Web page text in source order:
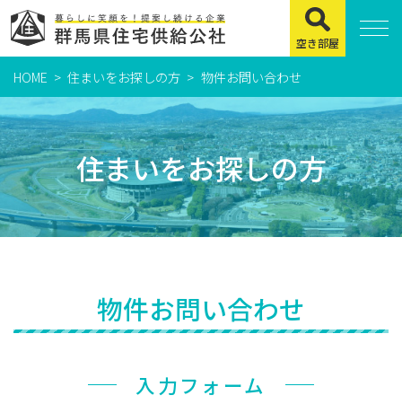
住まいをお探しの方
県営住宅
公社賃貸住宅
緊急通報システムについて
市営・町営住宅
賃貸店舗・事務所
空き部屋
HOME 住まいをお探しの方 物件お問い合わせ
住まいをお探しの方
物件お問い合わせ
入力フォーム